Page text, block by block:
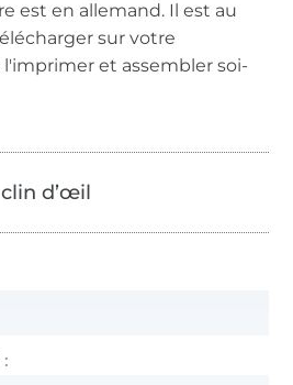
est en allemand. Il est au
sur votre
et assembler soi-
d’œil